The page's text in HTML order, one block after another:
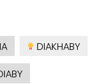
DIAKHABY